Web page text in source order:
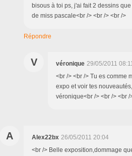
bisous à toi ps, j'ai fait 2 dessins
de miss pascale<br /> <br /> <br />
Répondre
V véronique 29/05/2011
<br /> <br /> Tu es comme
expo et voir tes
véronique<br /> <br /> <br /
A Alex22bx 26/05/2011 20:04
<br /> Belle exposition,dommage